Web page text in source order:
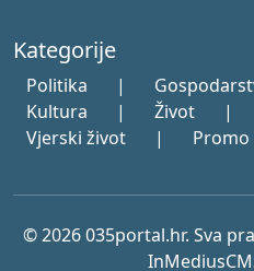
Kategorije
Politika |
Kultura
| Život |
Vjerski život
| Promo
© 2026 035portal.hr. Sva